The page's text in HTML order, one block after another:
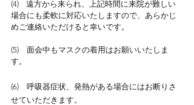
(4)    遠方から来られ、上記時間に来院が難しい
場合にも柔軟に対応いたしますので、あらかじ
めご連絡いただけると幸いです。
(5)　面会中もマスクの着用はお願いいたしま
す。
(6)　呼吸器症状、発熱がある場合にはお断りさ
せていただきます。